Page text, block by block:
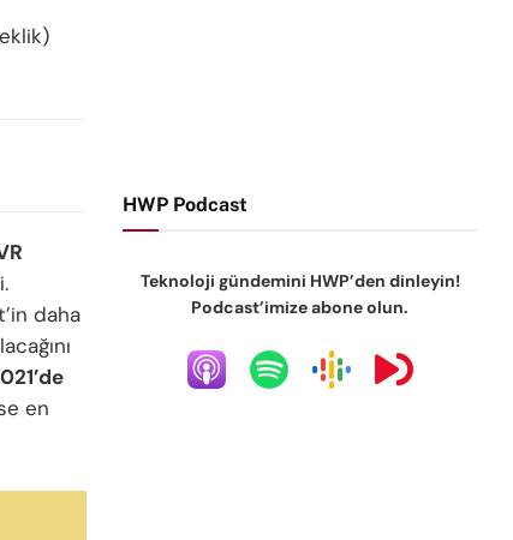
daha
en
HWP Podcast
Teknoloji gündemini HWP’den dinleyin!
Podcast’imize abone olun.